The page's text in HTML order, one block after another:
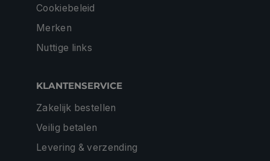
Cookiebeleid
Merken
Nuttige links
KLANTENSERVICE
Zakelijk bestellen
Veilig betalen
Levering & verzending